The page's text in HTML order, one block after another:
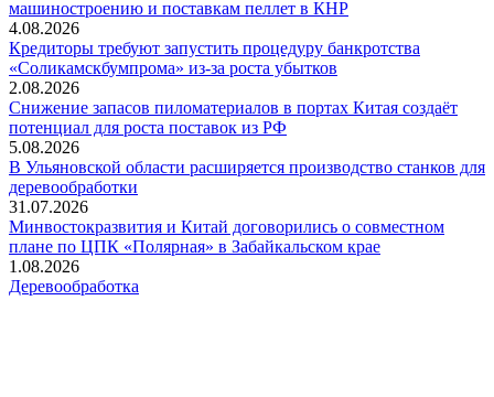
машиностроению и поставкам пеллет в КНР
4.08.2026
Кредиторы требуют запустить процедуру банкротства
«Соликамскбумпрома» из-за роста убытков
2.08.2026
Снижение запасов пиломатериалов в портах Китая создаёт
потенциал для роста поставок из РФ
5.08.2026
В Ульяновской области расширяется производство станков для
деревообработки
31.07.2026
Минвостокразвития и Китай договорились о совместном
плане по ЦПК «Полярная» в Забайкальском крае
1.08.2026
Деревообработка